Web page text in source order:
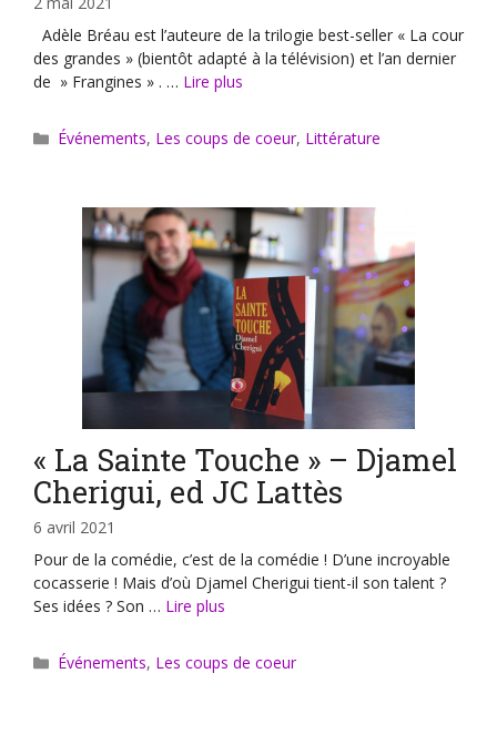
Adèle Bréau est l’auteure de la trilogie best-seller « La cour
des grandes » (bientôt adapté à la télévision) et l’an dernier
de » Frangines » . … Lire plus
Catégories
Événements, Les coups de coeur, Littérature
« La Sainte Touche » – Djamel
Cherigui, ed JC Lattès
6 avril 2021
Pour de la comédie, c’est de la comédie ! D’une incroyable
cocasserie ! Mais d’où Djamel Cherigui tient-il son talent ?
Ses idées ? Son … Lire plus
Catégories
Événements, Les coups de coeur